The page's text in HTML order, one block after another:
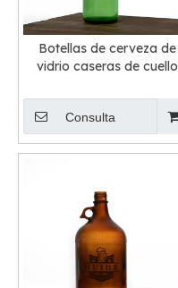
Botellas de cerveza de
vidrio caseras de cuello
Consulta